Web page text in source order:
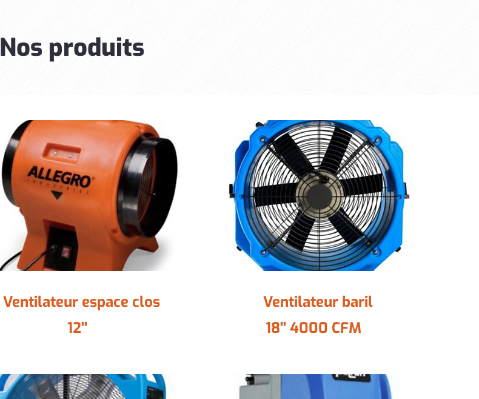
Nos produits
Ventilateur espace clos
12''
Ventilateur baril
18'' 4000 CFM